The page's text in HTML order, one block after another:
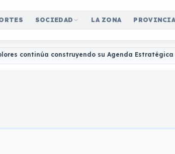
SOCIEDAD LA ZONA
continúa construyendo su Agenda